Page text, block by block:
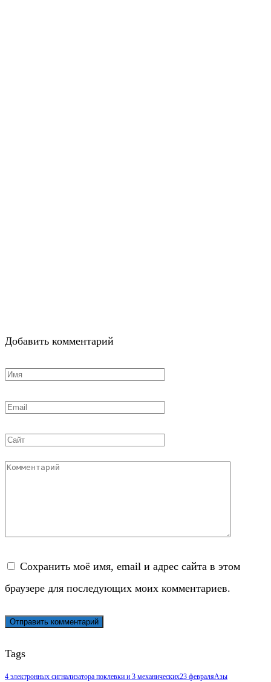
Добавить комментарий
Имя
Email
Сайт
Комментарий
Сохранить моё имя, email и адрес сайта в этом
браузере для последующих моих комментариев.
Tags
4 электронных сигнализатора поклевки и 3 механических23 февраляАзы